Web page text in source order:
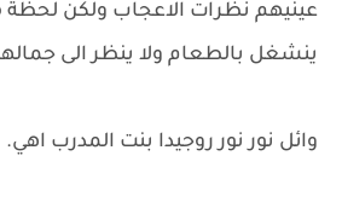
عينيهم نظرات الاعجاب ولكن لحظة
ينشغل بالطعام ولا ينظر الى
وائل نور نور روجيدا بنت المدرب اهي.